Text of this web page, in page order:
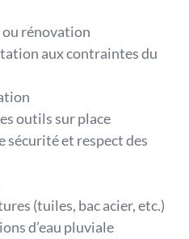
ou rénovation
aux contraintes du
outils sur place
sécurité et respect des
(tuiles, bac acier, etc.)
d’eau pluviale